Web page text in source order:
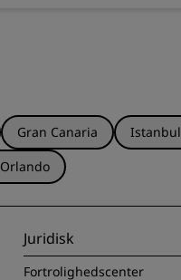
Gran Canaria Istanbul
Orlando
Juridisk
Fortrolighedscenter